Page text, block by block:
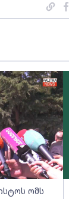
ომს